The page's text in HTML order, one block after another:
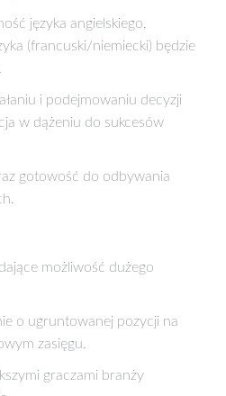
języka angielskiego,
(francuski/niemiecki) będzie
i podejmowaniu decyzji
w dążeniu do sukcesów
gotowość do odbywania
możliwość dużego
o ugruntowanej pozycji na
zasięgu.
graczami branży